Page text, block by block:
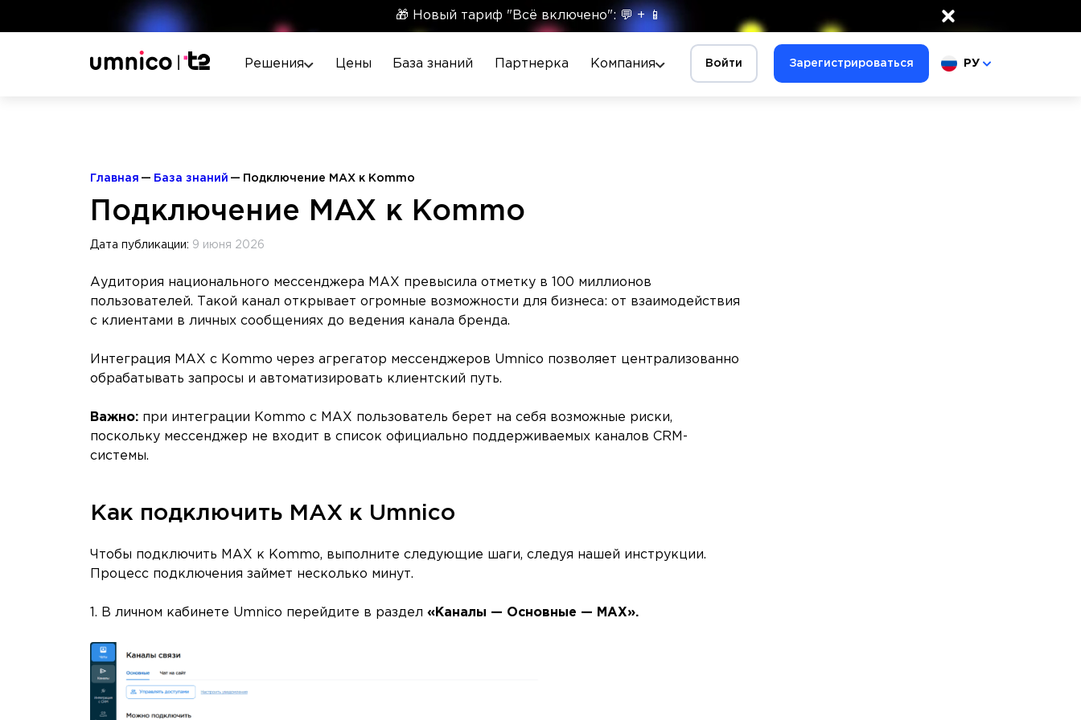
🎁 Новый тариф "Всё включено": 💬 + 📱 ×
Решения Цены База знаний Партнерка Компания Войти Зарегистрироваться РУ
Главная База знаний Подключение MAX к Kommo
Подключение MAX к Kommo
Дата публикации: 9 июня 2026
Аудитория национального мессенджера MAX превысила отметку в 100 миллионов
пользователей. Такой канал открывает огромные возможности для бизнеса: от взаимодействия
с клиентами в личных сообщениях до ведения канала бренда.
Интеграция MAX с Kommo через агрегатор мессенджеров Umnico позволяет централизованно
обрабатывать запросы и автоматизировать клиентский путь.
Важно: при интеграции Kommo c MAX пользователь берет на себя возможные риски,
поскольку мессенджер не входит в список официально поддерживаемых каналов CRM-
системы.
Как подключить MAX к Umnico
Чтобы подключить MAX к Kommo, выполните следующие шаги, следуя нашей инструкции.
Процесс подключения займет несколько минут.
1. В личном кабинете Umnico перейдите в раздел «Каналы — Основные — MAX».